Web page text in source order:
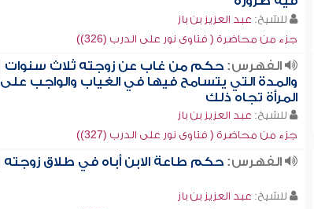
للشيخ: عبد العزيز بن باز
جزء من محاضرة ( فتاوى نور على الدرب (326))
الفهرس: حكم من غاب عن زوجته ثلاث سنوات
والمدة التي يتسامح فيها في الغياب والواجب على
المرأة تجاه ذلك
للشيخ: عبد العزيز بن باز
جزء من محاضرة ( فتاوى نور على الدرب (327))
الفهرس: حكم طاعة الابن أباه في طلاق زوجته
للشيخ: عبد العزيز بن باز